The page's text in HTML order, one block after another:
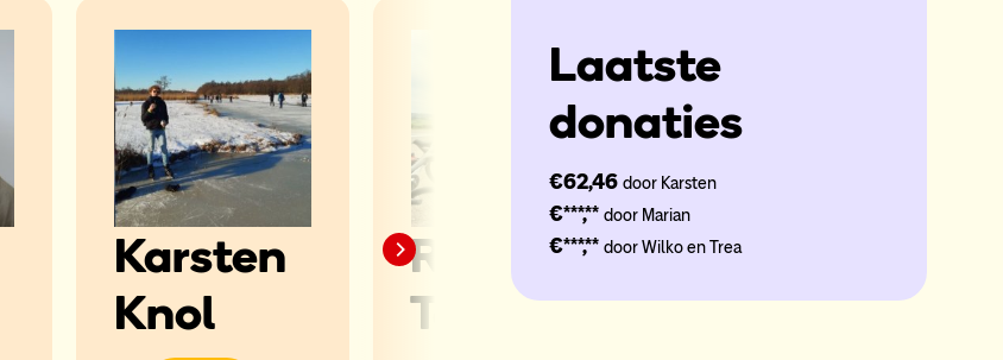
Karsten
Knol
Richard
Tappel
Ritger
Van
Laatste
donaties
€62,46 door Karsten
€***,** door Marian
€***,** door Wilko en Trea